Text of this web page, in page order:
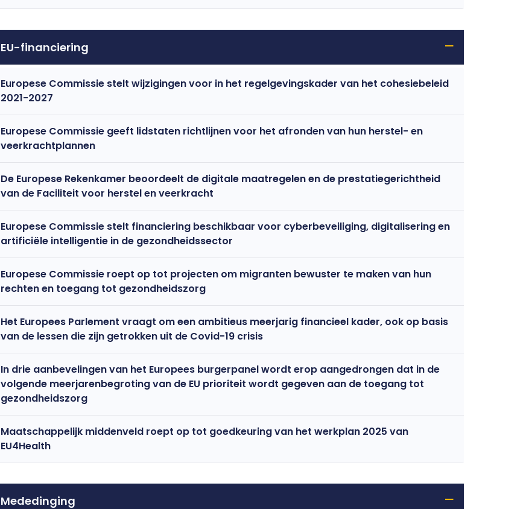
EU-financiering
Europese Commissie stelt wijzigingen voor in het regelgevingskader van het cohesiebeleid
2021-2027
Europese Commissie geeft lidstaten richtlijnen voor het afronden van hun herstel- en
veerkrachtplannen
De Europese Rekenkamer beoordeelt de digitale maatregelen en de prestatiegerichtheid
van de Faciliteit voor herstel en veerkracht
Europese Commissie stelt financiering beschikbaar voor cyberbeveiliging, digitalisering en
artificiële intelligentie in de gezondheidssector
Europese Commissie roept op tot projecten om migranten bewuster te maken van hun
rechten en toegang tot gezondheidszorg
Het Europees Parlement vraagt om een ambitieus meerjarig financieel kader, ook op basis
van de lessen die zijn getrokken uit de Covid-19 crisis
In drie aanbevelingen van het Europees burgerpanel wordt erop aangedrongen dat in de
volgende meerjarenbegroting van de EU prioriteit wordt gegeven aan de toegang tot
gezondheidszorg
Maatschappelijk middenveld roept op tot goedkeuring van het werkplan 2025 van
EU4Health
Mededinging